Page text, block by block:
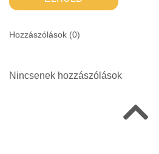
Hozzászólások (0)
Nincsenek hozzászólások